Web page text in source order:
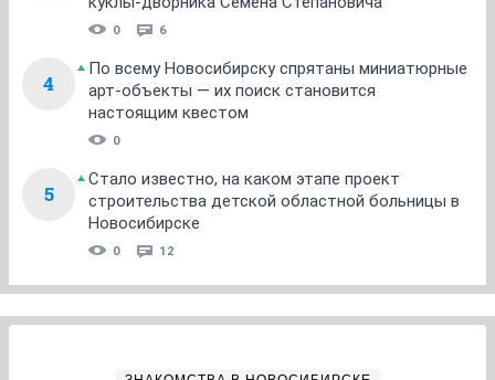
0 6
4
По всему Новосибирску спрятаны миниатюрные
арт-объекты — их поиск становится
настоящим квестом
0
5
Стало известно, на каком этапе проект
строительства детской областной больницы в
Новосибирске
0 12